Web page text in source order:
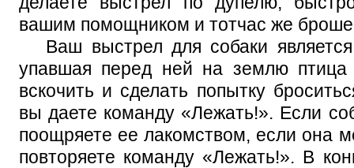
вашим помощником и тотчас же
Ваш выстрел для собаки
упавшая перед ней на землю птица
вскочить и сделать попытку
вы даете команду «Лежать!». Если
поощряете ее лакомством, если она
повторяете команду «Лежать!». В